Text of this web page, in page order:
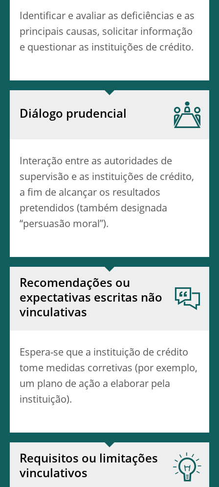
Identificar e avaliar as deficiências e as
principais causas, solicitar informação
e questionar as instituições de crédito.
Diálogo prudencial
Interação entre as autoridades de
supervisão e as instituições de crédito,
a fim de alcançar os resultados
pretendidos (também designada
“persuasão moral”).
Recomendações ou
expectativas escritas não
vinculativas
Espera-se que a instituição de crédito
tome medidas corretivas (por exemplo,
um plano de ação a elaborar pela
instituição).
Requisitos ou limitações
vinculativos